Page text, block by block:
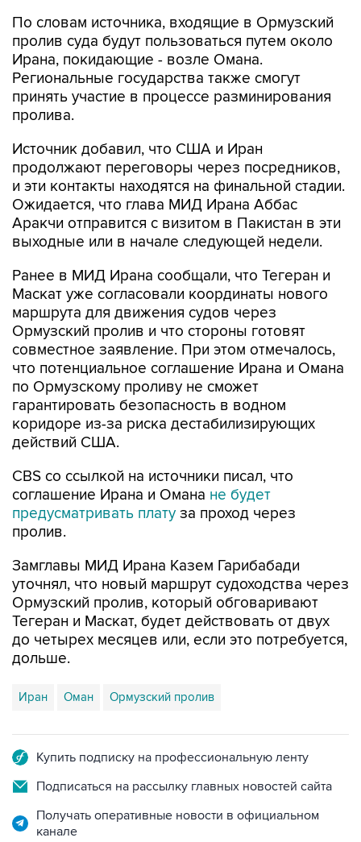
По словам источника, входящие в Ормузский
пролив суда будут пользоваться путем около
Ирана, покидающие - возле Омана.
Региональные государства также смогут
принять участие в процессе разминирования
пролива.
Источник добавил, что США и Иран
продолжают переговоры через посредников,
и эти контакты находятся на финальной стадии.
Ожидается, что глава МИД Ирана Аббас
Аракчи отправится с визитом в Пакистан в эти
выходные или в начале следующей недели.
Ранее в МИД Ирана сообщали, что Тегеран и
Маскат уже согласовали координаты нового
маршрута для движения судов через
Ормузский пролив и что стороны готовят
совместное заявление. При этом отмечалось,
что потенциальное соглашение Ирана и Омана
по Ормузскому проливу не сможет
гарантировать безопасность в водном
коридоре из-за риска дестабилизирующих
действий США.
CBS со ссылкой на источники писал, что
соглашение Ирана и Омана не будет
предусматривать плату за проход через
пролив.
Замглавы МИД Ирана Казем Гарибабади
уточнял, что новый маршрут судоходства через
Ормузский пролив, который обговаривают
Тегеран и Маскат, будет действовать от двух
до четырех месяцев или, если это потребуется,
дольше.
Иран Оман Ормузский пролив
Купить подписку на профессиональную ленту
Подписаться на рассылку главных новостей сайта
Получать оперативные новости в официальном
канале